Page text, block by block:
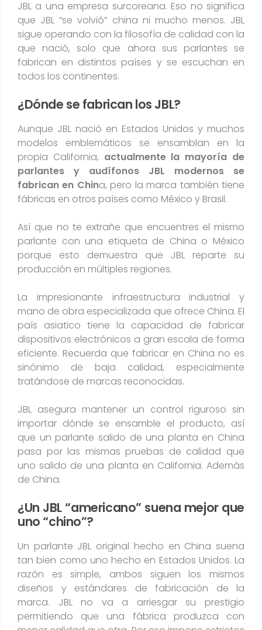
JBL a una empresa surcoreana. Eso no significa
que JBL “se volvió” china ni mucho menos. JBL
sigue operando con la filosofía de calidad con la
que nació, solo que ahora sus parlantes se
fabrican en distintos países y se escuchan en
todos los continentes.
¿Dónde se fabrican los JBL?
Aunque JBL nació en Estados Unidos y muchos
modelos emblemáticos se ensamblan en la
propia California, actualmente la mayoría de
parlantes y audífonos JBL modernos se
fabrican en China, pero la marca también tiene
fábricas en otros países como México y Brasil​.
Así que no te extrañe que encuentres el mismo
parlante con una etiqueta de China o México
porque esto demuestra que JBL reparte su
producción en múltiples regiones.
La impresionante infraestructura industrial y
mano de obra especializada que ofrece China. El
país asiatico tiene la capacidad de fabricar
dispositivos electrónicos a gran escala de forma
eficiente. Recuerda que fabricar en China no es
sinónimo de baja calidad, especialmente
tratándose de marcas reconocidas​.
JBL asegura mantener un control riguroso sin
importar dónde se ensamble el producto, así
que un parlante salido de una planta en China
pasa por las mismas pruebas de calidad que
uno salido de una planta en California. Además
de China.
¿Un JBL “americano” suena mejor que
uno “chino”?
Un parlante JBL original hecho en China suena
tan bien como uno hecho en Estados Unidos. La
razón es simple, ambos siguen los mismos
diseños y estándares de fabricación de la
marca. JBL no va a arriesgar su prestigio
permitiendo que una fábrica produzca con